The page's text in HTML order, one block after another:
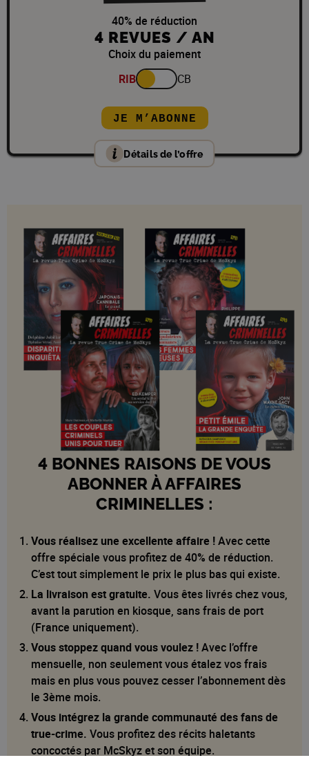
40% de réduction
4 REVUES / AN
Choix du paiement
RIB
CB
JE M’ABONNE
Détails de l’offre
4 BONNES RAISONS DE VOUS
ABONNER À AFFAIRES
CRIMINELLES :
Vous réalisez une excellente affaire !Avec cette
offre spéciale vous profitez de 40% de réduction.
C’est tout simplement le prix le plus bas qui existe.
La livraison est gratuite. Vous êtes livrés chez vous,
avant la parution en kiosque, sans frais de port
(France uniquement).
Vousstoppez quand vous voulez !Avec l’offre
mensuelle, non seulement vous étalez vos frais
mais en plus vous pouvez cesser l’abonnement dès
le 3ème mois.
Vous intégrez la grande communauté des fans de
true-crime. Vous profitez des récits haletants
concoctés par McSkyz et son équipe.